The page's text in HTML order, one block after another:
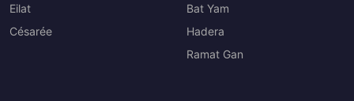
Eilat
Césarée
Bat Yam
Hadera
Ramat Gan